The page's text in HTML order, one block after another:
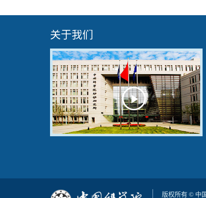
关于我们
Play
Video
版权所有 © 中